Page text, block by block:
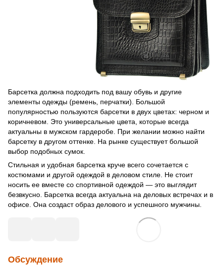
Барсетка должна подходить под вашу обувь и другие
элементы одежды (ремень, перчатки). Большой
популярностью пользуются барсетки в двух цветах: черном и
коричневом. Это универсальные цвета, которые всегда
актуальны в мужском гардеробе. При желании можно найти
барсетку в другом оттенке. На рынке существует большой
выбор подобных сумок.
Стильная и удобная барсетка круче всего сочетается с
костюмами и другой одеждой в деловом стиле. Не стоит
носить ее вместе со спортивной одеждой — это выглядит
безвкусно. Барсетка всегда актуальна на деловых встречах и в
офисе. Она создаст образ делового и успешного мужчины.
Обсуждение